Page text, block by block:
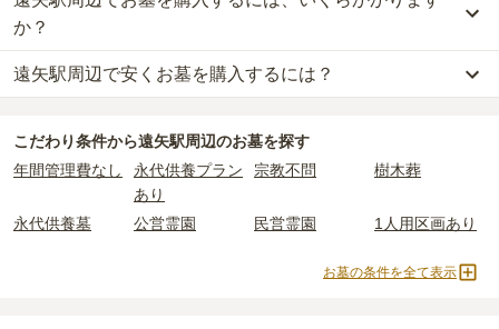
か？
遠矢駅周辺での購入費用の目安は、一般墓が約228万円、樹木葬が
約72万円、永代供養墓が約98万円です。
2つが主な費用となります。
遠矢駅周辺の一般墓の永代使用料の平均は53万円 で、墓石代は
です。いずれも区画の広さや墓石の大きさ・素材
によって変わります。
遠矢駅周辺で安くお墓を購入するには？
万円からお求めいただけます。
一般的に最も費用を抑えられるのは、他の方のご遺骨と一緒に埋葬
「合祀墓（ごうしぼ）」
比べて省スペースで管理の手間がかからないため、費用が安く設定
価格の目安は、1名あたり5万円〜30万円程度です。
こだわり条件から遠矢駅周辺のお墓を探す
年間管理費なし
永代供養プラン
あり
宗教不問 樹木葬
永代供養墓 公営霊園 民営霊園 1人用区画あり
お墓の条件を全て表示